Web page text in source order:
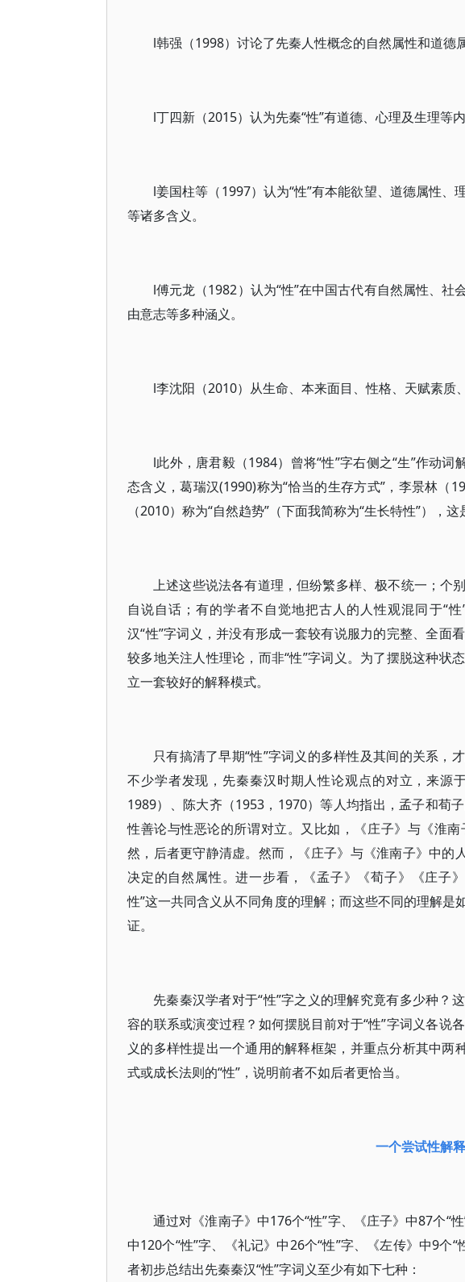
l韩强（1998）讨论了先秦人性概念的自然属性和道德
l丁四新（2015）认为先秦“性”有道德、心理及生理等内
l姜国柱等（1997）认为“性”有本能欲望、道德属性
等诸多含义。
l傅元龙（1982）认为“性”在中国古代有自然属性、
由意志等多种涵义。
l李沈阳（2010）从生命、本来面目、性格、天赋素质
l此外，唐君毅（1984）曾将“性”字右侧之“生”作动
态含义，葛瑞汉(1990)称为“恰当的生存方式”，李景林（
（2010）称为“自然趋势”（下面我简称为“生长特性”），这
上述这些说法各有道理，但纷繁多样、极不统一；个
自说自话；有的学者不自觉地把古人的人性观混同于“
汉“性”字词义，并没有形成一套较有说服力的完整、全面
较多地关注人性理论，而非“性”字词义。为了摆脱这种状
立一套较好的解释模式。
只有搞清了早期“性”字词义的多样性及其间的关系，
不少学者发现，先秦秦汉时期人性论观点的对立，来源
1989）、陈大齐（1953，1970）等人均指出，孟子和荀
性善论与性恶论的所谓对立。又比如，《庄子》与《淮
然，后者更守静清虚。然而，《庄子》与《淮南子》中的
决定的自然属性。进一步看，《孟子》《荀子》《庄子
性”这一共同含义从不同角度的理解；而这些不同的理解
证。
先秦秦汉学者对于“性”字之义的理解究竟有多少种？
容的联系或演变过程？如何摆脱目前对于“性”字词义各说
义的多样性提出一个通用的解释框架，并重点分析其中两
式或成长法则的“性”，说明前者不如后者更恰当。
一个尝试性解
通过对《淮南子》中176个“性”字、《庄子》中87个“
中120个“性”字、《礼记》中26个“性”字、《左传》中9个
者初步总结出先秦秦汉“性”字词义至少有如下七种：